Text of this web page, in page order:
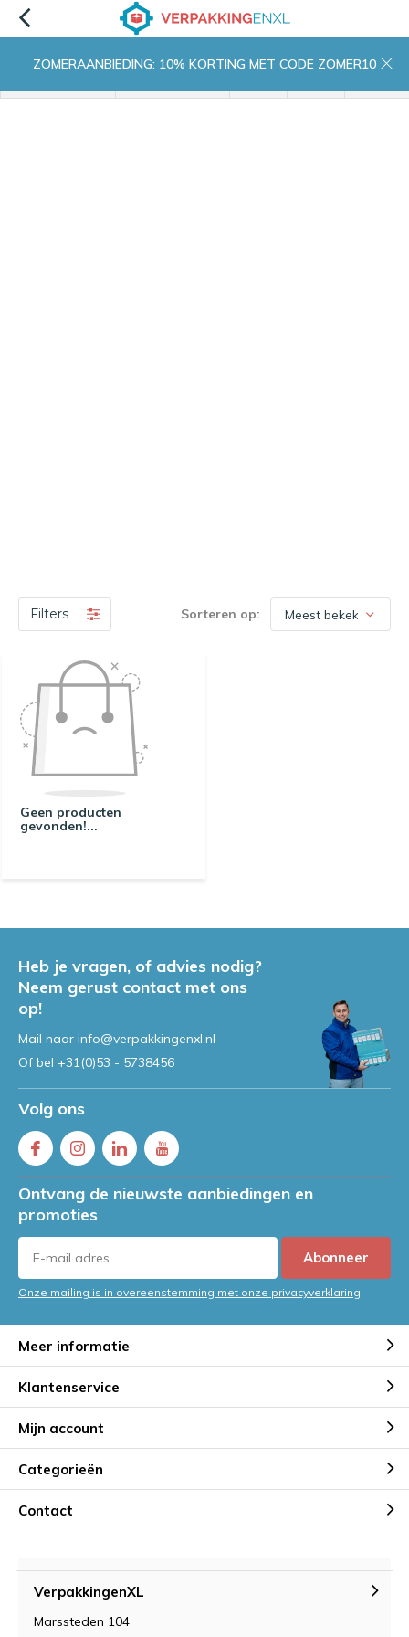
ZOMERAANBIEDING: 10% KORTING MET CODE ZOMER10
Filters Sorteren op:
Geen producten
gevonden!...
Heb je vragen, of advies nodig?
Neem gerust contact met ons
op!
Mail naar info@verpakkingenxl.nl
Of bel +31(0)53 - 5738456
Volg ons
Ontvang de nieuwste aanbiedingen en
promoties
Abonneer
Onze mailing is in overeenstemming met onze privacyverklaring
Meer informatie
Klantenservice
Mijn account
Categorieën
Contact
VerpakkingenXL
Marssteden 104